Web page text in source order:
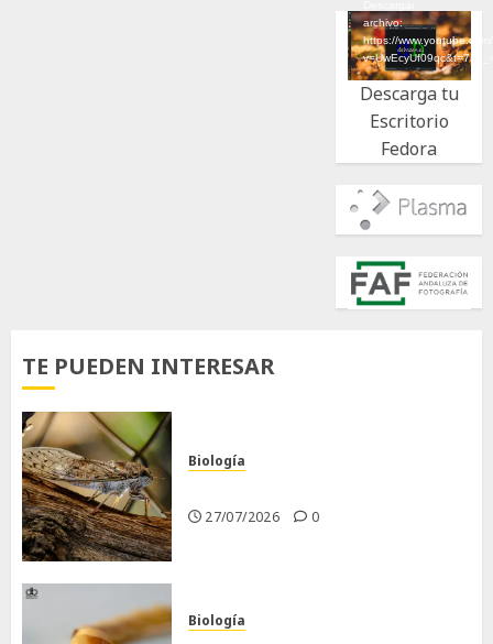
archivo:
https://
Descarga tu
Escritorio
Fedora
TE PUEDEN INTERESAR
Biología
27/07/2026 0
Biología